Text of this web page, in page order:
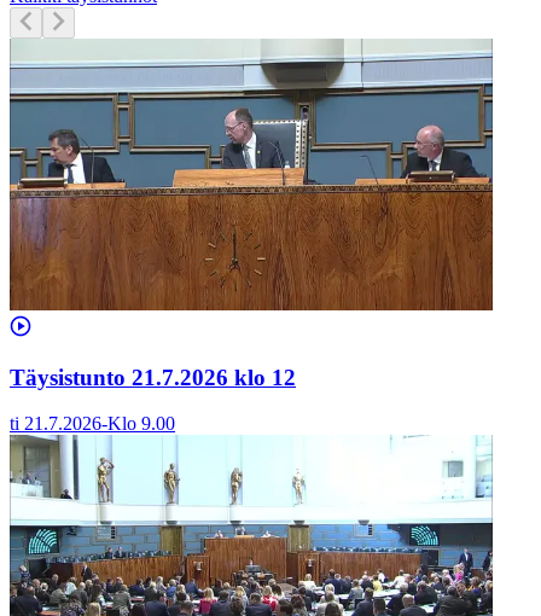
Täysistunto 21.7.2026 klo 12
ti 21.7.2026-Klo 9.00